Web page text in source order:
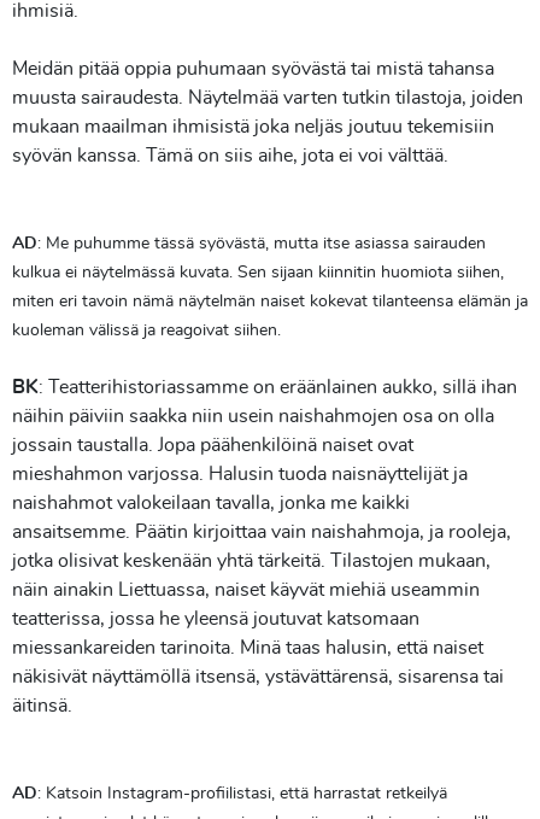
ihmisiä.
Meidän pitää oppia puhumaan syövästä tai mistä tahansa
muusta sairaudesta. Näytelmää varten tutkin tilastoja, joiden
mukaan maailman ihmisistä joka neljäs joutuu tekemisiin
syövän kanssa. Tämä on siis aihe, jota ei voi välttää.
AD: Me puhumme tässä syövästä, mutta itse asiassa sairauden
kulkua ei näytelmässä kuvata. Sen sijaan kiinnitin huomiota siihen,
miten eri tavoin nämä näytelmän naiset kokevat tilanteensa elämän ja
kuoleman välissä ja reagoivat siihen.
BK: Teatterihistoriassamme on eräänlainen aukko, sillä ihan
näihin päiviin saakka niin usein naishahmojen osa on olla
jossain taustalla. Jopa päähenkilöinä naiset ovat
mieshahmon varjossa. Halusin tuoda naisnäyttelijät ja
naishahmot valokeilaan tavalla, jonka me kaikki
ansaitsemme. Päätin kirjoittaa vain naishahmoja, ja rooleja,
jotka olisivat keskenään yhtä tärkeitä. Tilastojen mukaan,
näin ainakin Liettuassa, naiset käyvät miehiä useammin
teatterissa, jossa he yleensä joutuvat katsomaan
miessankareiden tarinoita. Minä taas halusin, että naiset
näkisivät näyttämöllä itsensä, ystävättärensä, sisarensa tai
äitinsä.
AD: Katsoin Instagram-profiilistasi, että harrastat retkeilyä